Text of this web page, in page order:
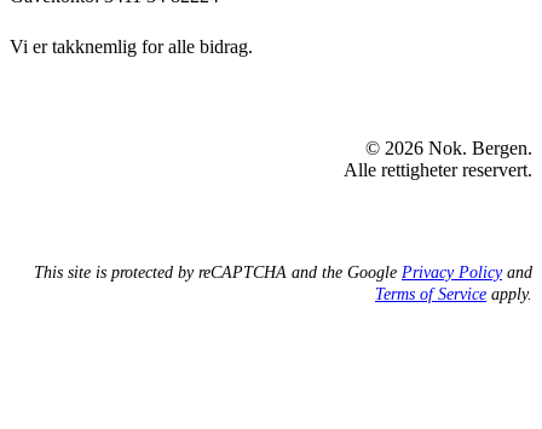
Vi er takknemlig for alle bidrag.
© 2026 Nok. Bergen.
Alle rettigheter reservert.
This site is protected by reCAPTCHA and the Google Privacy Policyand
Terms of Service apply.